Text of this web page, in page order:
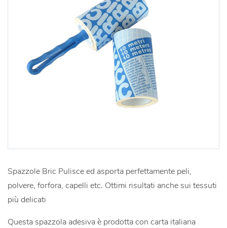
Spazzole Bric Pulisce ed asporta perfettamente peli,
polvere, forfora, capelli etc. Ottimi risultati anche sui tessuti
più delicati
Questa spazzola adesiva è prodotta con carta italiana